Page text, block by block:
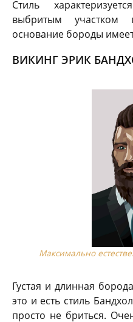
Стиль
выбритым
основание бороды
ВИКИНГ ЭРИК
Максимально
Густая и длинная
это и есть стиль
просто не бриться.